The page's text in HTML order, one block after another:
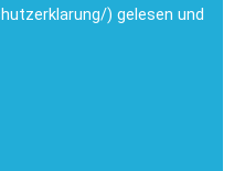
) gelesen und